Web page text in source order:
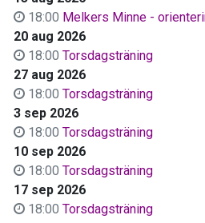
18:00 Melkers Minne -
20 aug 2026
18:00 Torsdagsträning
27 aug 2026
18:00 Torsdagsträning
3 sep 2026
18:00 Torsdagsträning
10 sep 2026
18:00 Torsdagsträning
17 sep 2026
18:00 Torsdagsträning